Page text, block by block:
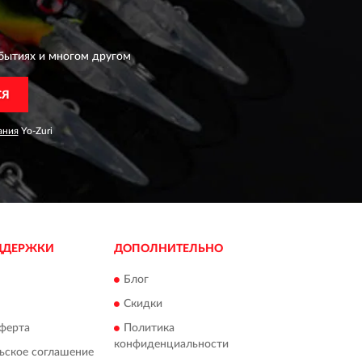
и многом другом
Yo-Zuri
соглашение
ДОПОЛНИТЕЛЬНО
Блог
Скидки
Политика
конфиденциальности